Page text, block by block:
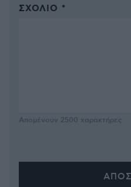
ΣΧΌΛΙΟ *
Απομένουν 2500 χαρακτήρες